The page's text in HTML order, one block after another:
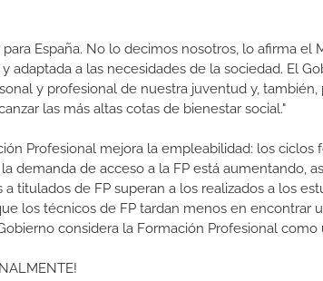
España. No lo decimos nosotros, lo afirma el
adaptada a las necesidades de la sociedad. El
y profesional de nuestra juventud y, también,
las más altas cotas de bienestar social."
Profesional mejora la empleabilidad: los ciclos
demanda de acceso a la FP está aumentando,
titulados de FP superan a los realizados a los
los técnicos de FP tardan menos en encontrar
considera la Formación Profesional como